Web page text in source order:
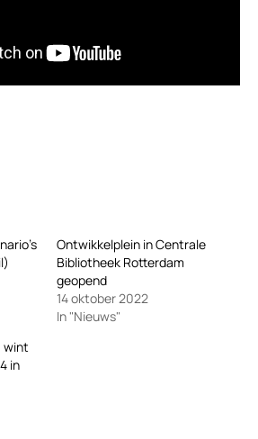
Ontwikkelplein in Centrale
Bibliotheek Rotterdam
geopend
14 oktober 2022
In "Nieuws"
wint
in